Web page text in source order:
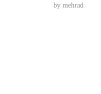
by mehrad